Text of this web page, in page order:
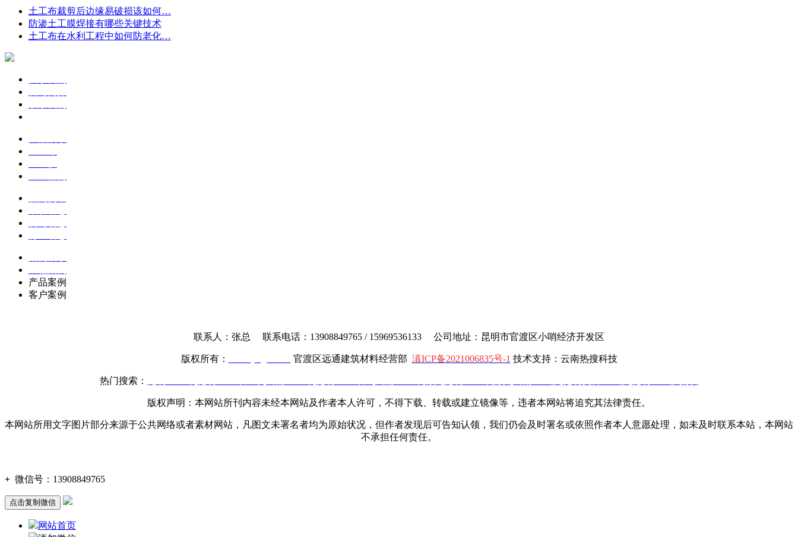
土工布裁剪后边缘易破损该如何…
防渗土工膜焊接有哪些关键技术
土工布在水利工程中如何防老化…
产品案例
客户案例
联系人：张总 联系电话：13908849765 / 15969536133 公司地址：昆明市官渡区小哨经济开发区
版权所有： 官渡区远通建筑材料经营部 滇ICP备2021006835号-1 技术支持：云南热搜科技
热门搜索：
版权声明：本网站所刊内容未经本网站及作者本人许可，不得下载、转载或建立镜像等，违者本网站将追究其法律责任。
本网站所用文字图片部分来源于公共网络或者素材网站，凡图文未署名者均为原始状况，但作者发现后可告知认领，我们仍会及时署名或依照作者本人意愿处理，如未及时联系本站，本网站
不承担任何责任。
+ 微信号： 13908849765
点击复制微信
网站首页